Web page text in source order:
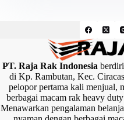
PT. Raja Rak Indonesiaberdiri
di Kp. Rambutan, Kec.
pelopor pertama kali menjual,
berbagai macam rak heavy
Menawarkan pengalaman